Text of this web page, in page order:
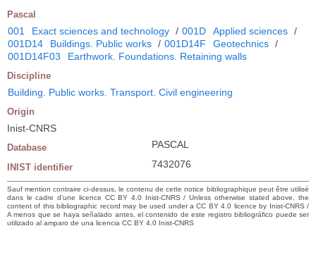
Pascal
001 Exact sciences and technology / 001D Applied sciences /
001D14
Buildings. Public works / 001D14F Geotechnics /
001D14F03
Earthwork. Foundations. Retaining walls
Discipline
Building. Public works. Transport. Civil engineering
Origin
Inist-CNRS
Database PASCAL
INIST identifier 7432076
Sauf mention contraire ci-dessus, le contenu de cette notice bibliographique peut être utilisé
dans le cadre d’une licence CC BY 4.0 Inist-CNRS / Unless otherwise stated above, the
content of this bibliographic record may be used under a CC BY 4.0 licence by Inist-CNRS /
A menos que se haya señalado antes, el contenido de este registro bibliográfico puede ser
utilizado al amparo de una licencia CC BY 4.0 Inist-CNRS